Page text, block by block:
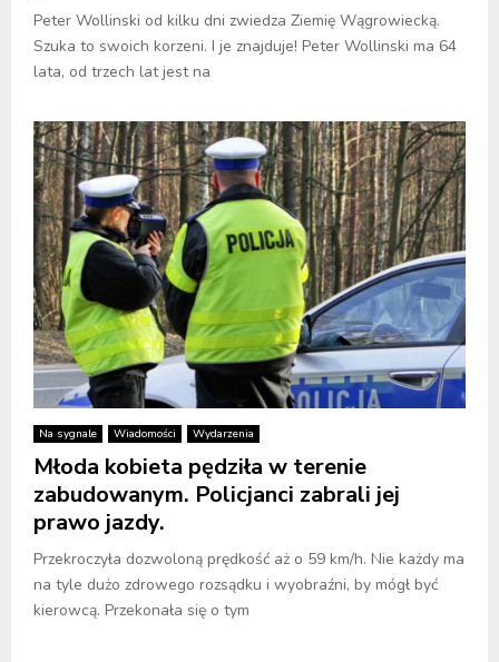
Peter Wollinski od kilku dni zwiedza Ziemię Wągrowiecką.
Szuka to swoich korzeni. I je znajduje! Peter Wollinski ma 64
lata, od trzech lat jest na
Na sygnale Wiadomości Wydarzenia
Młoda kobieta pędziła w terenie
zabudowanym. Policjanci zabrali jej
prawo jazdy.
Przekroczyła dozwoloną prędkość aż o 59 km/h. Nie każdy ma
na tyle dużo zdrowego rozsądku i wyobraźni, by mógł być
kierowcą. Przekonała się o tym